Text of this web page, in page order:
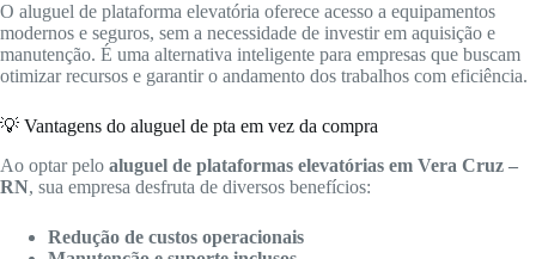
O aluguel de plataforma elevatória oferece acesso a equipamentos
modernos e seguros, sem a necessidade de investir em aquisição e
manutenção. É uma alternativa inteligente para empresas que buscam
otimizar recursos e garantir o andamento dos trabalhos com eficiência.
💡 Vantagens do aluguel de pta em vez da compra
Ao optar pelo aluguel de plataformas elevatórias em Vera Cruz –
RN, sua empresa desfruta de diversos benefícios:
Redução de custos operacionais